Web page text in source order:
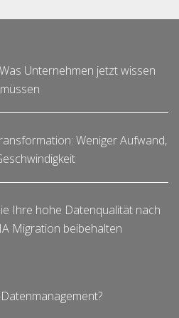
Unternehmen jetzt wissen
müssen
Weniger Aufwand,
Ihre hohe Datenqualität nach
Migration beibehalten